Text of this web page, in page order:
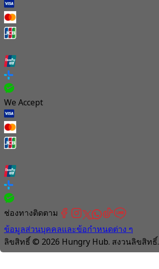
We Accept
ช่องทางติดตาม
ข้อมูลส่วนบุคคลและข้อกำหนดต่าง ๆ
ลิขสิทธิ์ © 2026 Hungry Hub. สงวนลิขสิทธิ์.
Connection